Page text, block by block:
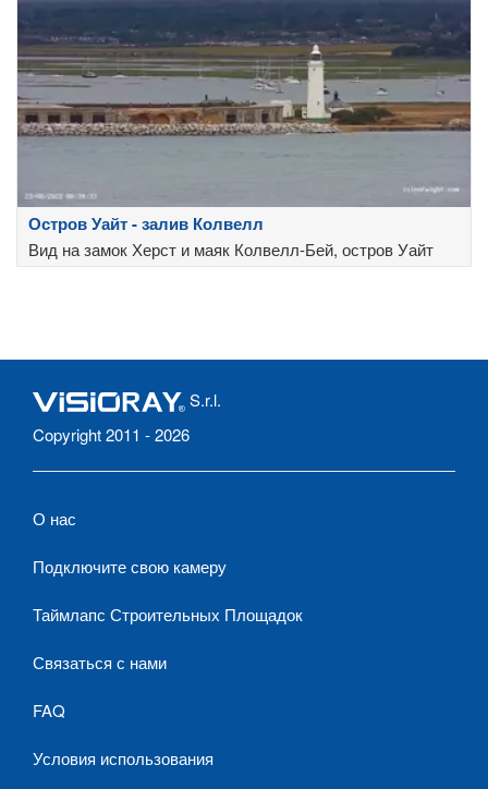
Остров Уайт - залив Колвелл
Вид на замок Херст и маяк Колвелл-Бей, остров Уайт
S.r.l.
Copyright 2011 - 2026
О нас
Подключите свою камеру
Таймлапс Строительных Площадок
Связаться с нами
FAQ
Условия использования